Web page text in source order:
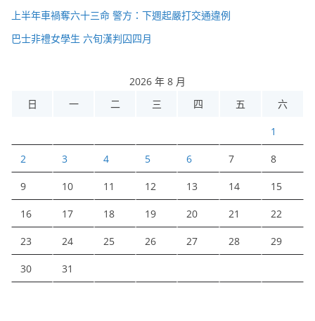
上半年車禍奪六十三命 警方：下週起嚴打交通違例
巴士非禮女學生 六旬漢判囚四月
2026 年 8 月
日
一 二 三 四 五 六
1
2 3 4 5 6 7 8
9 10 11 12 13 14 15
16 17 18 19 20 21 22
23 24 25 26 27 28 29
30 31